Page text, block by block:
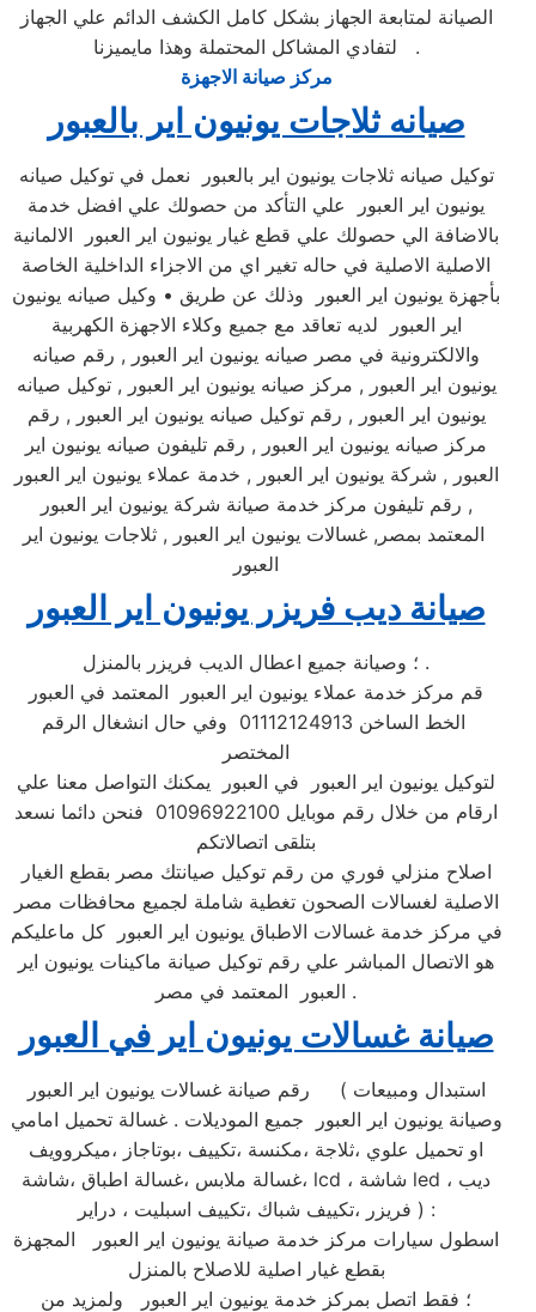
الصيانة لمتابعة الجهاز بشكل كامل الكشف الدائم علي الجهاز
لتفادي المشاكل المحتملة وهذا مايميزنا .
مركز صيانة الاجهزة
صيانه ثلاجات يونيون اير بالعبور
توكيل صيانه ثلاجات يونيون اير بالعبور نعمل في توكيل صيانه
يونيون اير العبور علي التأكد من حصولك علي افضل خدمة
بالاضافة الي حصولك علي قطع غيار يونيون اير العبور الالمانية
الاصلية الاصلية في حاله تغير اي من الاجزاء الداخلية الخاصة
بأجهزة يونيون اير العبور وذلك عن طريق • وكيل صيانه يونيون
اير العبور لديه تعاقد مع جميع وكلاء الاجهزة الكهربية
والالكترونية في مصر صيانه يونيون اير العبور , رقم صيانه
يونيون اير العبور , مركز صيانه يونيون اير العبور , توكيل صيانه
يونيون اير العبور , رقم توكيل صيانه يونيون اير العبور , رقم
مركز صيانه يونيون اير العبور , رقم تليفون صيانه يونيون اير
العبور , شركة يونيون اير العبور , خدمة عملاء يونيون اير العبور
, رقم تليفون مركز خدمة صيانة شركة يونيون اير العبور
المعتمد بمصر, غسالات يونيون اير العبور , ثلاجات يونيون اير
العبور
صيانة ديب فريزر يونيون اير العبور
؛ وصيانة جميع اعطال الديب فريزر بالمنزل .
قم مركز خدمة عملاء يونيون اير العبور المعتمد في العبور
الخط الساخن 01112124913 وفي حال انشغال الرقم
المختصر
لتوكيل يونيون اير العبور في العبور يمكنك التواصل معنا علي
ارقام من خلال رقم موبايل 01096922100 فنحن دائما نسعد
بتلقى اتصالاتكم
اصلاح منزلي فوري من رقم توكيل صيانتك مصر بقطع الغيار
الاصلية لغسالات الصحون تغطية شاملة لجميع محافظات مصر
في مركز خدمة غسالات الاطباق يونيون اير العبور كل ماعليكم
هو الاتصال المباشر علي رقم توكيل صيانة ماكينات يونيون اير
العبور المعتمد في مصر .
صيانة غسالات يونيون اير في العبور
رقم صيانة غسالات يونيون اير العبور ( استبدال ومبيعات
وصيانة يونيون اير العبور جميع الموديلات . غسالة تحميل امامي
او تحميل علوي ،ثلاجة ،مكنسة ،تكييف ،بوتاجاز ،ميكروويف
،غسالة ملابس ،غسالة اطباق ،شاشة lcd ، شاشة led ، ديب
فريزر ،تكييف شباك ،تكييف اسبليت ، دراير ) :
اسطول سيارات مركز خدمة صيانة يونيون اير العبور المجهزة
بقطع غيار اصلية للاصلاح بالمنزل
؛ فقط اتصل بمركز خدمة يونيون اير العبور ولمزيد من